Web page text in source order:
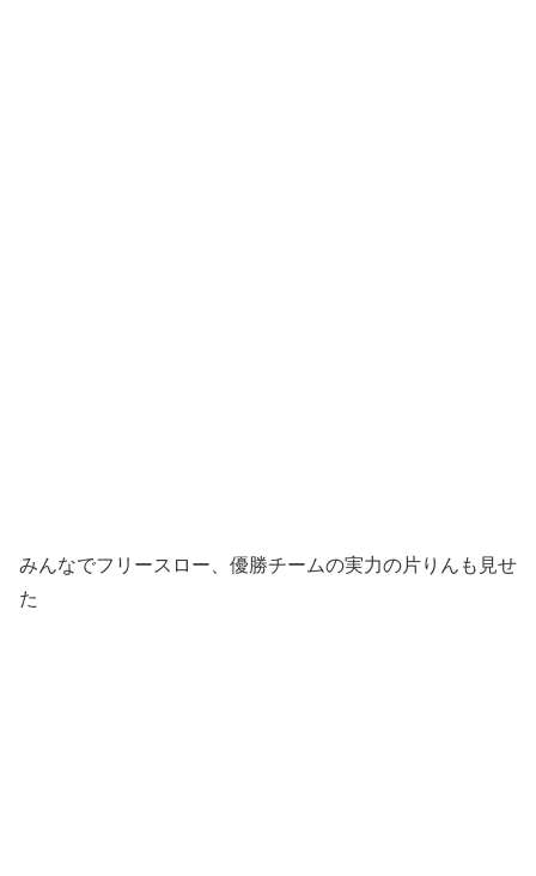
みんなでフリースロー、優勝チームの実力の片りんも見せ
た